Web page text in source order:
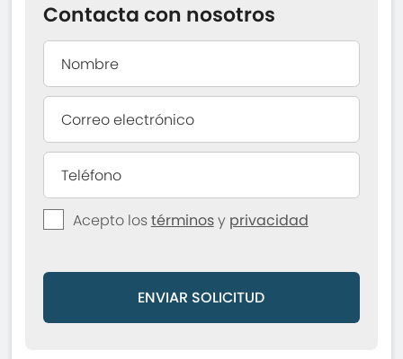
Contacta con nosotros
Acepto lostérminosy privacidad
ENVIAR SOLICITUD